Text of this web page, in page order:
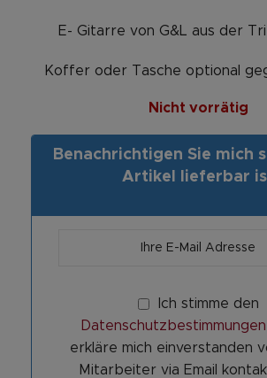
E- Gitarre von G&L aus der
Koffer oder Tasche optional
Nicht vorrätig
Benachrichtigen Sie mich
Artikel lieferbar
Ich stimme den
Datenschutzbestimmungen
erkläre mich einverstanden
Mitarbeiter via Email